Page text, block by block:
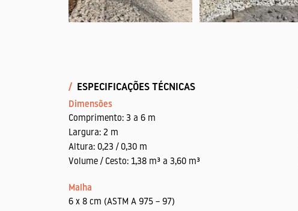
/ ESPECIFICAÇÕES TÉCNICAS
Dimensões
Comprimento: 3 a 6 m
Largura: 2 m
Altura: 0,23 / 0,30 m
Volume / Cesto: 1,38 m³ a 3,60 m³
Malha
6 x 8 cm (ASTM A 975 – 97)